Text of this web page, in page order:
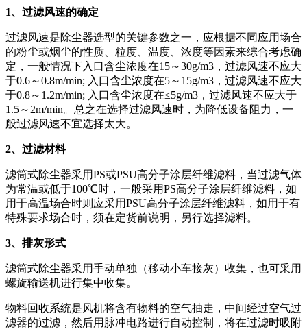
1、过滤风速的确定
过滤风速是除尘器选型的关键参数之一，应根据不同应用场合
的粉尘或烟尘的性质、粒度、温度、浓度等因素来综合考虑确
定，一般情况下入口含尘浓度在15～30g/m3，过滤风速不应大
于0.6～0.8m/min; 入口含尘浓度在5～15g/m3，过滤风速不应大
于0.8～1.2m/min; 入口含尘浓度在≤5g/m3，过滤风速不应大于
1.5～2m/min。总之在选择过滤风速时，为降低设备阻力，一
般过滤风速不宜选择太大。
2、过滤材料
滤筒式除尘器采用PS或PSU高分子涂层纤维滤料，当过滤气体
为常温或低于100℃时，一般采用PS高分子涂层纤维滤料，如
用于高温场合时则应采用PSU高分子涂层纤维滤料，如用于有
特殊要求场合时，须在定货前说明，另行选择滤料。
3、排灰形式
滤筒式除尘器采用手动单独（移动小车接灰）收集，也可采用
螺旋输送机进行集中收集。
物料回收系统是风机将含有物料的空气抽走，中间经过空气过
滤器的过滤，然后用脉冲电路进行自动控制，将在过滤时吸附